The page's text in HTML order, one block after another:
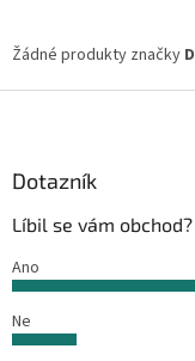
Žádné produkty značky
Dotazník
Líbil se vám obchod?
Ano
Ne